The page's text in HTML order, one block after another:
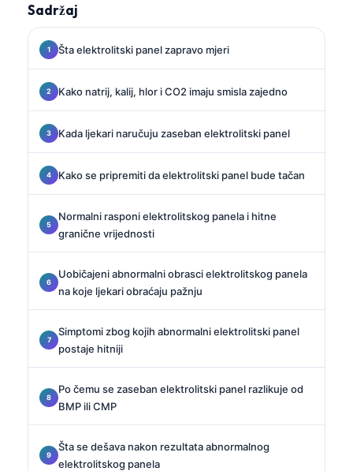
Sadržaj
Šta elektrolitski panel zapravo mjeri
Kako natrij, kalij, hlor i CO2 imaju smisla zajedno
Kada ljekari naručuju zaseban elektrolitski panel
Kako se pripremiti da elektrolitski panel bude tačan
Normalni rasponi elektrolitskog panela i hitne
granične vrijednosti
Uobičajeni abnormalni obrasci elektrolitskog panela
na koje ljekari obraćaju pažnju
Simptomi zbog kojih abnormalni elektrolitski panel
postaje hitniji
Po čemu se zaseban elektrolitski panel razlikuje od
BMP ili CMP
Šta se dešava nakon rezultata abnormalnog
elektrolitskog panela